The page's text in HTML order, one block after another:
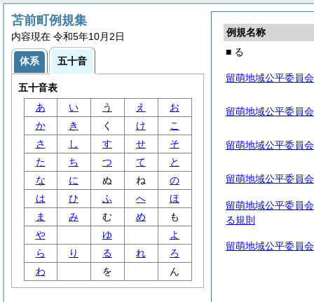
例規名称
■ る
留萌地域公平委員
留萌地域公平委員
留萌地域公平委員
留萌地域公平委員
留萌地域公平委員
る規則
留萌地域公平委員
苫前町例規集
内容現在 令和5年10月2日
体系 五十音
五十音表
あ
い う え
お
か
き く け
こ
さ
し す せ
そ
た
ち つ て
と
な
に ぬ ね
の
は
ひ ふ へ
ほ
ま
み む め
も
や
ゆ
よ
ら
り る れ
ろ
わ
を ん